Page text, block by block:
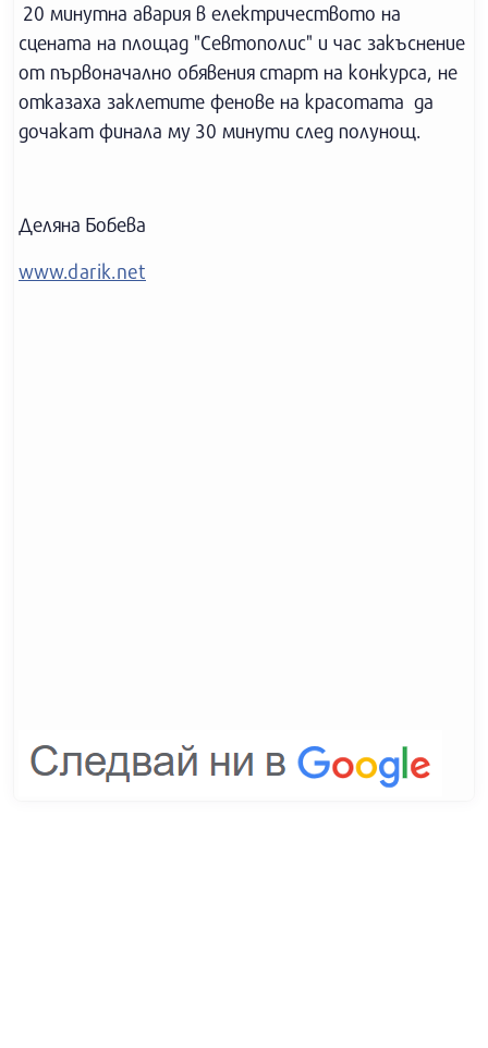
20 минутна авария в електричеството на
сцената на площад "Севтополис" и час закъснение
от първоначално обявения старт на конкурса, не
отказаха заклетите фенове на красотата да
дочакат финала му 30 минути след полунощ.
Деляна Бобева
www.darik.net